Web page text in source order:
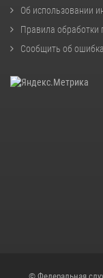
Об использовании
Правила обработки
Сообщить об